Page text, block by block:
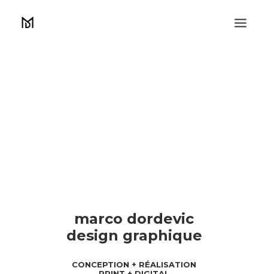
marco dordevic
design graphique
CONCEPTION + RÉALISATION